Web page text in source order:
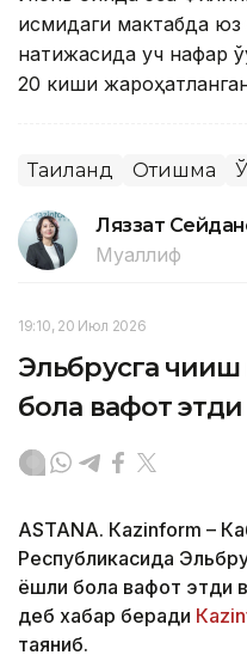
қисмидаги мактабда
натижасида уч нафар
20 киши
Таиланд Отишма
Ляззат
Муаллиф
19:10, 20 Июл 2026
Эльбрусга
бола вафот этди
ASTANА. Кazinform –
Республикасида
ёшли бола вафот этди
деб хабар беради
таяниб.